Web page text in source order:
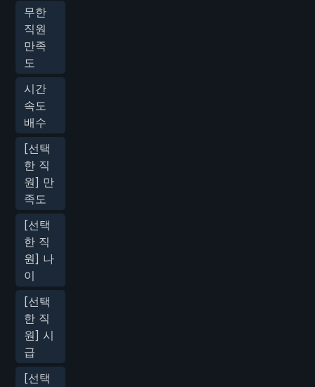
무한
직원
만족
도
시간
속도
배수
[선택
한 직
원] 만
족도
[선택
한 직
원] 나
이
[선택
한 직
원] 시
급
[선택